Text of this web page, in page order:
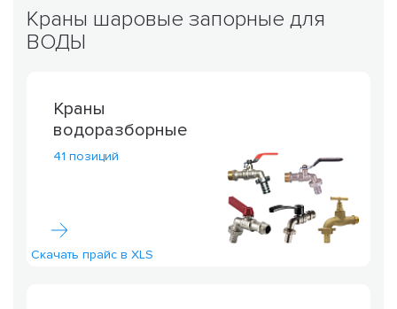
Краны шаровые запорные для
ВОДЫ
Краны
водоразборные
41 позиций
Скачать прайс в XLS